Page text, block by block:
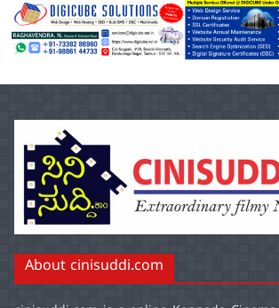
About cinisuddi.com